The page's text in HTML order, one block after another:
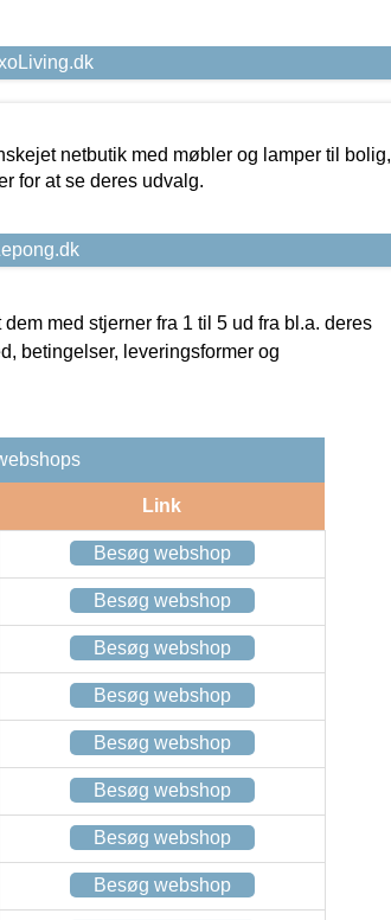
netbutik med møbler og lamper til bolig,
for at se deres udvalg.
med stjerner fra 1 til 5 ud fra bl.a. deres
betingelser, leveringsformer og
Link
Besøg webshop
Besøg webshop
Besøg webshop
Besøg webshop
Besøg webshop
Besøg webshop
Besøg webshop
Besøg webshop